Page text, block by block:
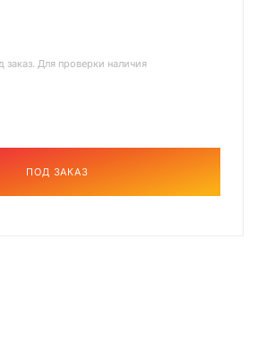
заказ. Для проверки наличия
ПОД ЗАКАЗ